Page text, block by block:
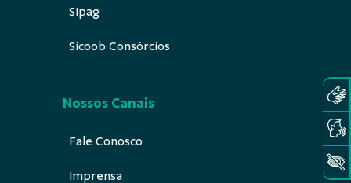
Sipag
Sicoob Consórcios
Nossos Canais
Fale Conosco
Imprensa